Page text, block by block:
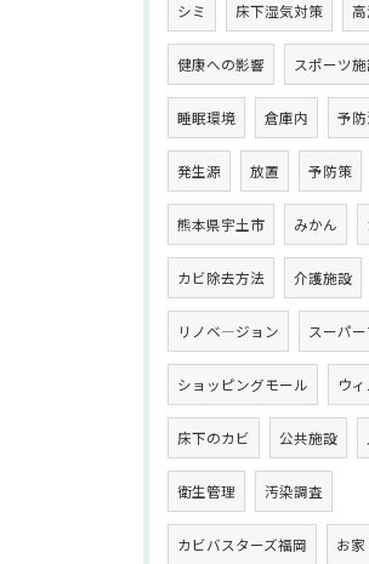
シミ 床下湿気対策
健康への影響 スポーツ
睡眠環境 倉庫内 予
発生源 放置 予防策
熊本県宇土市 みかん
カビ除去方法 介護施設
リノベ―ジョン スーパ
ショッピングモール ウ
床下のカビ 公共施設
衛生管理 汚染調査
カビバスターズ福岡 お家